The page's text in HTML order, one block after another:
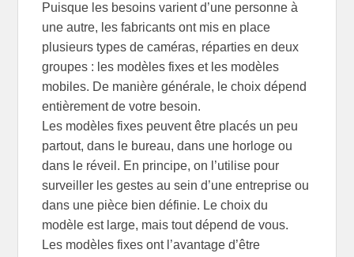
Puisque les besoins varient d’une personne à
une autre, les fabricants ont mis en place
plusieurs types de caméras, réparties en deux
groupes : les modèles fixes et les modèles
mobiles. De manière générale, le choix dépend
entièrement de votre besoin.
Les modèles fixes peuvent être placés un peu
partout, dans le bureau, dans une horloge ou
dans le réveil. En principe, on l’utilise pour
surveiller les gestes au sein d’une entreprise ou
dans une pièce bien définie. Le choix du
modèle est large, mais tout dépend de vous.
Les modèles fixes ont l’avantage d’être